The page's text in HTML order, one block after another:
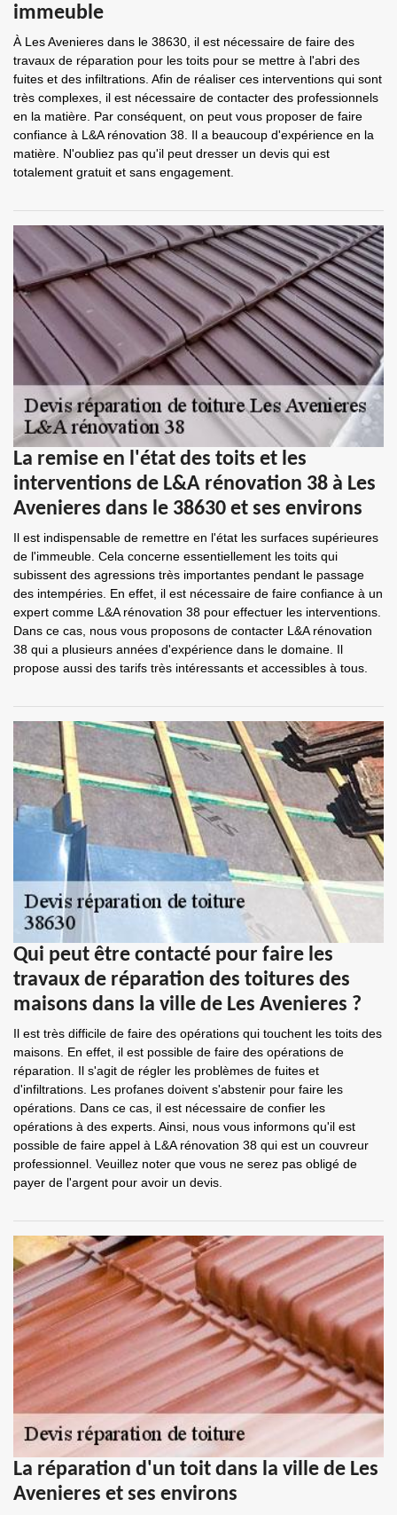
immeuble
À Les Avenieres dans le 38630, il est nécessaire de faire des
travaux de réparation pour les toits pour se mettre à l'abri des
fuites et des infiltrations. Afin de réaliser ces interventions qui sont
très complexes, il est nécessaire de contacter des professionnels
en la matière. Par conséquent, on peut vous proposer de faire
confiance à L&A rénovation 38. Il a beaucoup d'expérience en la
matière. N'oubliez pas qu'il peut dresser un devis qui est
totalement gratuit et sans engagement.
La remise en l'état des toits et les
interventions de L&A rénovation 38 à Les
Avenieres dans le 38630 et ses environs
Il est indispensable de remettre en l'état les surfaces supérieures
de l'immeuble. Cela concerne essentiellement les toits qui
subissent des agressions très importantes pendant le passage
des intempéries. En effet, il est nécessaire de faire confiance à un
expert comme L&A rénovation 38 pour effectuer les interventions.
Dans ce cas, nous vous proposons de contacter L&A rénovation
38 qui a plusieurs années d'expérience dans le domaine. Il
propose aussi des tarifs très intéressants et accessibles à tous.
Qui peut être contacté pour faire les
travaux de réparation des toitures des
maisons dans la ville de Les Avenieres ?
Il est très difficile de faire des opérations qui touchent les toits des
maisons. En effet, il est possible de faire des opérations de
réparation. Il s'agit de régler les problèmes de fuites et
d'infiltrations. Les profanes doivent s'abstenir pour faire les
opérations. Dans ce cas, il est nécessaire de confier les
opérations à des experts. Ainsi, nous vous informons qu'il est
possible de faire appel à L&A rénovation 38 qui est un couvreur
professionnel. Veuillez noter que vous ne serez pas obligé de
payer de l'argent pour avoir un devis.
La réparation d'un toit dans la ville de Les
Avenieres et ses environs